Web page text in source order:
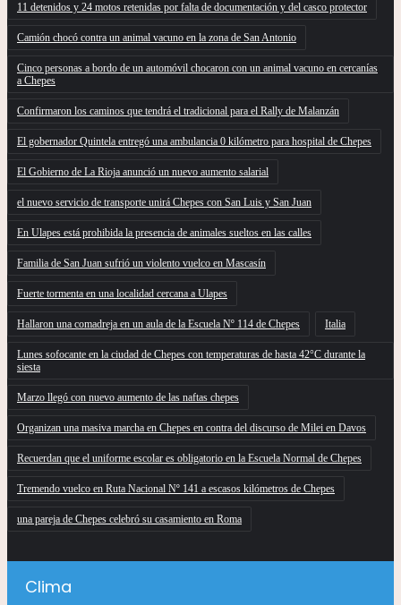
11 detenidos y 24 motos retenidas por falta de documentación y del casco protector
Camión chocó contra un animal vacuno en la zona de San Antonio
Cinco personas a bordo de un automóvil chocaron con un animal vacuno en cercanías
a Chepes
Confirmaron los caminos que tendrá el tradicional para el Rally de Malanzán
El gobernador Quintela entregó una ambulancia 0 kilómetro para hospital de Chepes
El Gobierno de La Rioja anunció un nuevo aumento salarial
el nuevo servicio de transporte unirá Chepes con San Luis y San Juan
En Ulapes está prohibida la presencia de animales sueltos en las calles
Familia de San Juan sufrió un violento vuelco en Mascasín
Fuerte tormenta en una localidad cercana a Ulapes
Hallaron una comadreja en un aula de la Escuela Nº 114 de Chepes Italia
Lunes sofocante en la ciudad de Chepes con temperaturas de hasta 42°C durante la
siesta
Marzo llegó con nuevo aumento de las naftas chepes
Organizan una masiva marcha en Chepes en contra del discurso de Milei en Davos
Recuerdan que el uniforme escolar es obligatorio en la Escuela Normal de Chepes
Tremendo vuelco en Ruta Nacional Nº 141 a escasos kilómetros de Chepes
una pareja de Chepes celebró su casamiento en Roma
Clima